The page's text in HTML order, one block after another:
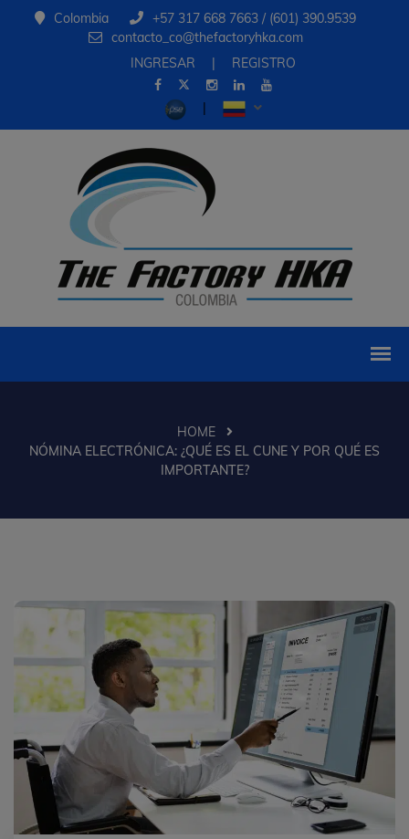
Colombia
+57 317 668 7663 / (601) 390.9539
contacto_co@thefactoryhka.com
INGRESAR
| REGISTRO
HOME
NÓMINA ELECTRÓNICA: ¿QUÉ ES EL CUNE Y POR QUÉ ES
IMPORTANTE?